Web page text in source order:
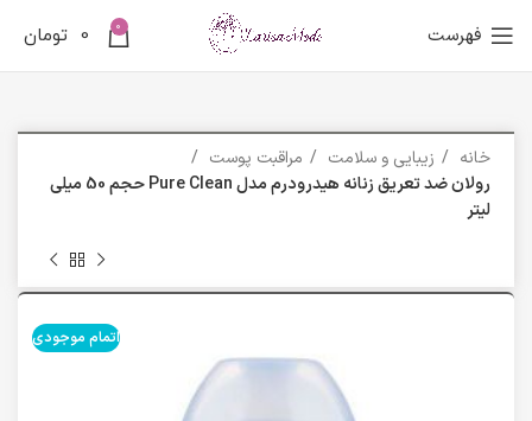
فهرست 0
0 تومان
خانه زیبایی و سلامت
مراقبت پوست
رولان ضد تعریق زنانه هیدرودرم مدل Pure Clean حجم 50 میلی
لیتر
اتمام موجودی